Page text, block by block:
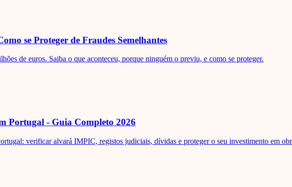
se Proteger de Fraudes Semelhantes
de euros. Saiba o que aconteceu, porque ninguém o previu, e como se proteger.
Portugal - Guia Completo 2026
verificar alvará IMPIC, registos judiciais, dívidas e proteger o seu investimento em